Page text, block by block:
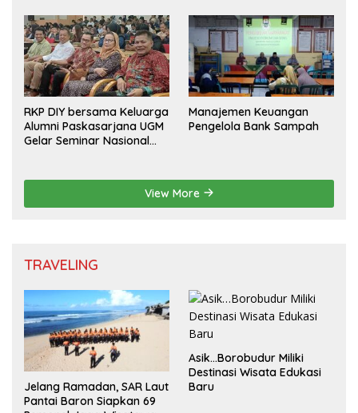
RKP DIY bersama Keluarga
Alumni Paskasarjana UGM
Gelar Seminar Nasional
Manajemen Keuangan
Pengelola Bank Sampah
View More
TRAVELING
Jelang Ramadan, SAR Laut
Pantai Baron Siapkan 69
Asik…Borobudur Miliki
Destinasi Wisata Edukasi
Baru